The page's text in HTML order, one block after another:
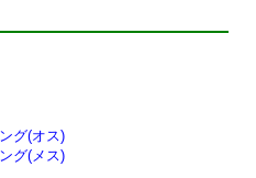
グ(オス)
グ(メス)